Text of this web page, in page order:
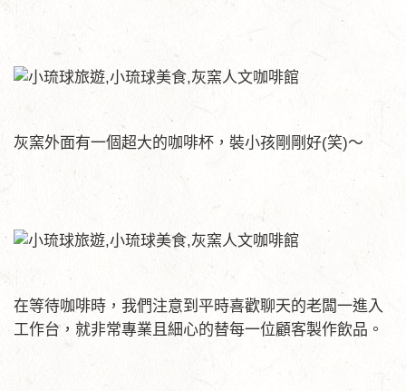
灰窯外面有一個超大的咖啡杯，裝小孩剛剛好(笑)～
在等待咖啡時，我們注意到平時喜歡聊天的老闆一進入
工作台，就非常專業且細心的替每一位顧客製作飲品。